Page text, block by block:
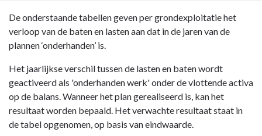
Terug
naar
navigatie
Paragraaf
Grondbeleid
Bouwgronden
De onderstaande tabellen geven per grondexploitatie het
verloop van de baten en lasten aan dat in de jaren van de
plannen ‘onderhanden’ is.
Het jaarlijkse verschil tussen de lasten en baten wordt
geactiveerd als 'onderhanden werk' onder de vlottende activa
op de balans. Wanneer het plan gerealiseerd is, kan het
resultaat worden bepaald. Het verwachte resultaat staat in
de tabel opgenomen, op basis van eindwaarde.